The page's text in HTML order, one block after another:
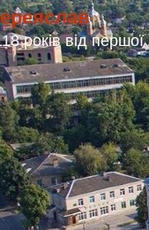
років від першої